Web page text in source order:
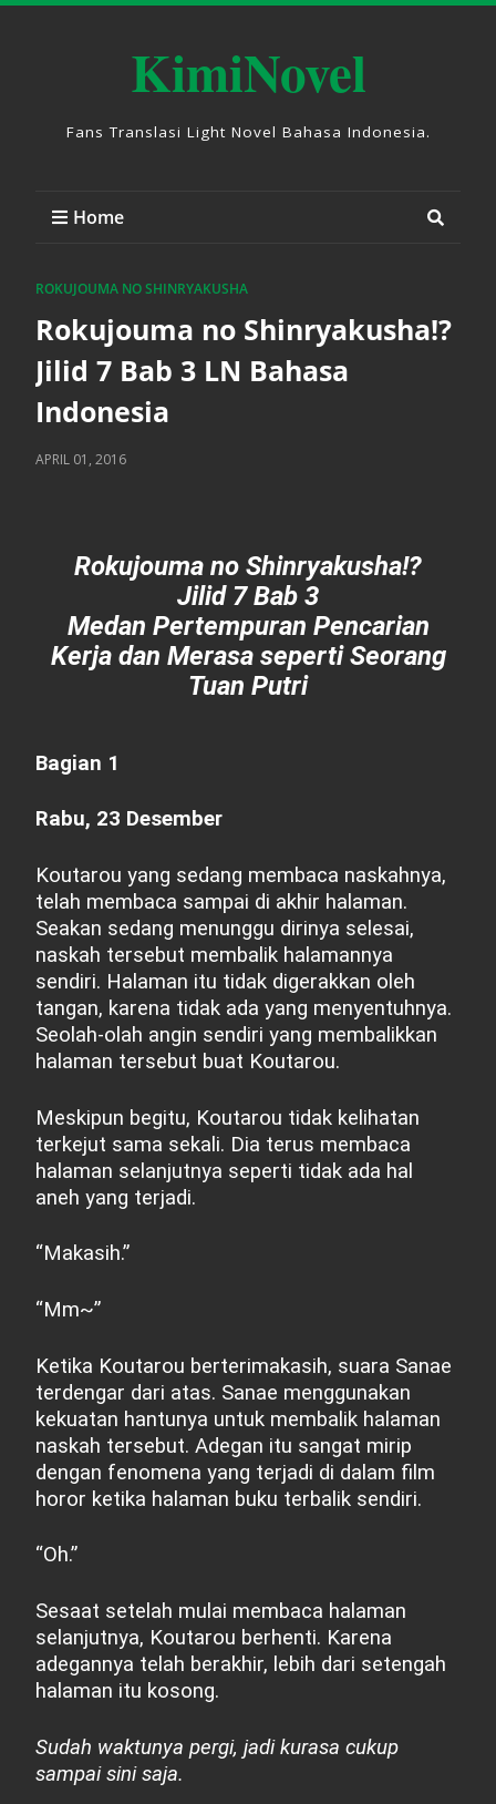
KimiNovel
Fans Translasi Light Novel Bahasa Indonesia.
Home
ROKUJOUMA NO SHINRYAKUSHA
Rokujouma no Shinryakusha!?
Jilid 7 Bab 3 LN Bahasa
Indonesia
APRIL 01, 2016
Rokujouma no Shinryakusha!?
Jilid 7 Bab 3
Medan Pertempuran Pencarian
Kerja dan Merasa seperti Seorang
Tuan Putri
Bagian 1
Rabu, 23 Desember
Koutarou yang sedang membaca naskahnya,
telah membaca sampai di akhir halaman.
Seakan sedang menunggu dirinya selesai,
naskah tersebut membalik halamannya
sendiri. Halaman itu tidak digerakkan oleh
tangan, karena tidak ada yang menyentuhnya.
Seolah-olah angin sendiri yang membalikkan
halaman tersebut buat Koutarou.
Meskipun begitu, Koutarou tidak kelihatan
terkejut sama sekali. Dia terus membaca
halaman selanjutnya seperti tidak ada hal
aneh yang terjadi.
“Makasih.”
“Mm~”
Ketika Koutarou berterimakasih, suara Sanae
terdengar dari atas. Sanae menggunakan
kekuatan hantunya untuk membalik halaman
naskah tersebut. Adegan itu sangat mirip
dengan fenomena yang terjadi di dalam film
horor ketika halaman buku terbalik sendiri.
“Oh.”
Sesaat setelah mulai membaca halaman
selanjutnya, Koutarou berhenti. Karena
adegannya telah berakhir, lebih dari setengah
halaman itu kosong.
Sudah waktunya pergi, jadi kurasa cukup
sampai sini saja.